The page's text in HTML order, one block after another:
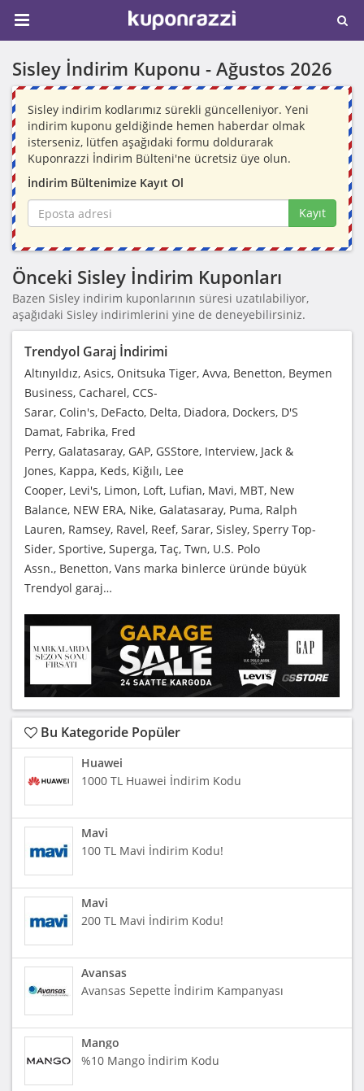
Sisley İndirim Kuponu - Ağustos 2026
Sisley indirim kodlarımız sürekli güncelleniyor. Yeni
indirim kuponu geldiğinde hemen haberdar olmak
isterseniz, lütfen aşağıdaki formu doldurarak
Kuponrazzi İndirim Bülteni'ne ücretsiz üye olun.
İndirim Bültenimize Kayıt Ol
Kayıt
Önceki Sisley İndirim Kuponları
Bazen Sisley indirim kuponlarının süresi uzatılabiliyor,
aşağıdaki Sisley indirimlerini yine de deneyebilirsiniz.
Trendyol Garaj İndirimi
Altınyıldız, Asics, Onitsuka Tiger, Avva, Benetton, Beymen
Business, Cacharel, CCS-
Sarar, Colin's, DeFacto, Delta, Diadora, Dockers, D'S
Damat, Fabrika, Fred
Perry, Galatasaray, GAP, GSStore, Interview, Jack &
Jones, Kappa, Keds, Kiğılı, Lee
Cooper, Levi's, Limon, Loft, Lufian, Mavi, MBT, New
Balance, NEW ERA, Nike, Galatasaray, Puma, Ralph
Lauren, Ramsey, Ravel, Reef, Sarar, Sisley, Sperry Top-
Sider, Sportive, Superga, Taç, Twn, U.S. Polo
Assn., Benetton, Vans marka binlerce üründe büyük
Trendyol garaj…
Bu Kategoride Popüler
Huawei
1000 TL Huawei İndirim Kodu
Mavi
100 TL Mavi İndirim Kodu!
Mavi
200 TL Mavi İndirim Kodu!
Avansas
Avansas Sepette İndirim Kampanyası
Mango
%10 Mango İndirim Kodu